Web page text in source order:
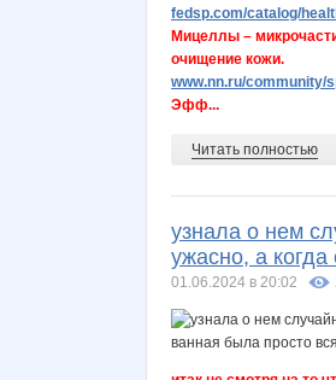
fedsp.com/catalog/
Мицеллы –
очищение кожи.
www.nn.ru/community/
Эфф...
Читать полностью
узнала о нем
ужасно, а
01.06.2024 в 20:02